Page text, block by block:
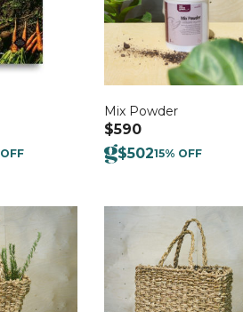
Mix Powder
$590
$50215% OFF